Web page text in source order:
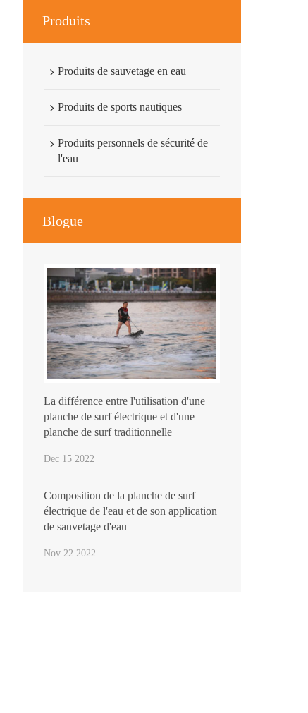
Produits
Produits de sauvetage en eau
Produits de sports nautiques
Produits personnels de sécurité de
l'eau
Blogue
La différence entre l'utilisation d'une
planche de surf électrique et d'une
planche de surf traditionnelle
Dec 15 2022
Composition de la planche de surf
électrique de l'eau et de son application
de sauvetage d'eau
Nov 22 2022